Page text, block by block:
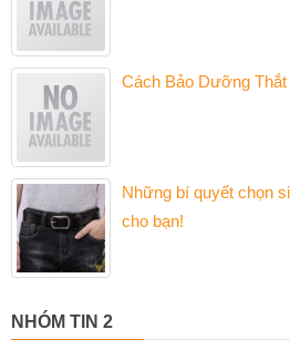
Cách Bảo Dưỡng
Những bí quyết chọn
cho bạn!
NHÓM TIN 2